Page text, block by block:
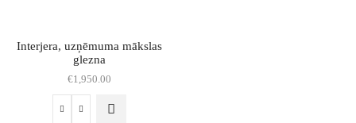
Interjera, uzņēmuma mākslas
glezna
€1,950.00
Interjera,